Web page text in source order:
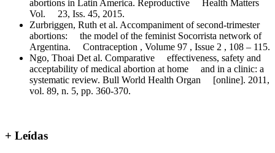
abortions in Latin America. Reproductive Health Matters
Vol. 23, Iss. 45, 2015.
Zurbriggen, Ruth et al. Accompaniment of second-trimester
abortions: the model of the feminist Socorrista network of
Argentina. Contraception , Volume 97 , Issue 2 , 108 – 115.
Ngo, Thoai Det al. Comparative effectiveness, safety and
acceptability of medical abortion at home and in a clinic: a
systematic review. Bull World Health Organ [online]. 2011,
vol. 89, n. 5, pp. 360-370.
+ Leídas